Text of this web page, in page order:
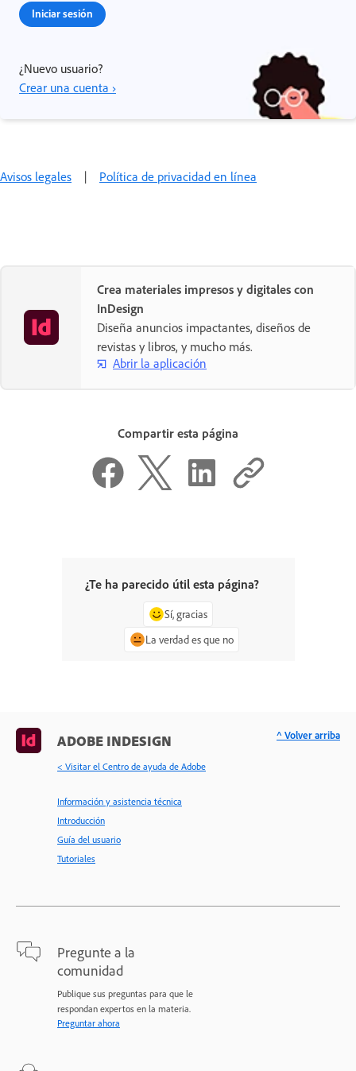
Iniciar sesión
¿Nuevo usuario?
Crear una cuenta ›
Avisos legales | Política de privacidad en línea
Crea materiales impresos y digitales con
InDesign
Diseña anuncios impactantes, diseños de
revistas y libros, y mucho más.
Abrir la aplicación
Compartir esta página
¿Te ha parecido útil esta página?
Sí, gracias
La verdad es que no
ADOBE INDESIGN
< Visitar el Centro de ayuda de Adobe
Información y asistencia técnica
Introducción
Guía del usuario
Tutoriales
Pregunte a la
comunidad
Publique sus preguntas para que le
respondan expertos en la materia.
Preguntar ahora
^ Volver arriba